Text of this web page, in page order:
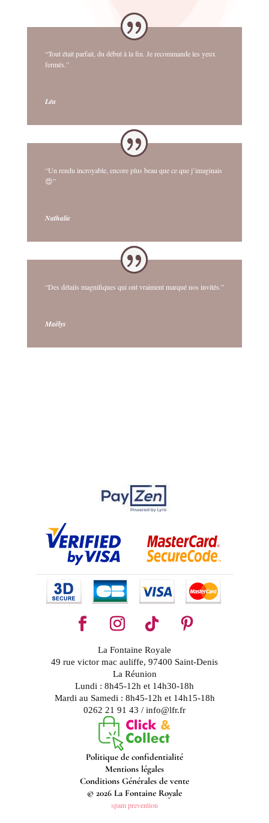
“Tout était parfait, du début à la fin. Je recommande les yeux
fermés.”
Léa
“Un rendu incroyable, encore plus beau que ce que j’imaginais
😍”
Nathalie
“Des détails magnifiques qui ont vraiment marqué nos invités.”
Maëlys
La Fontaine Royale
49 rue victor mac auliffe, 97400 Saint-Denis
La Réunion
Lundi : 8h45-12h et 14h30-18h
Mardi au Samedi : 8h45-12h et 14h15-18h
0262 21 91 43 / info@lfr.fr
Politique de confidentialité
Mentions légales
Conditions Générales de vente
© 2026 La Fontaine Royale
spam prevention